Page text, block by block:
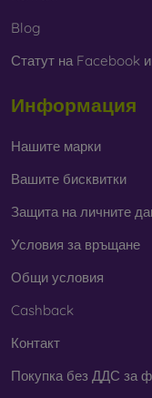
Blog
Статут на Facebook
Информация
Нашите марки
Вашите бисквитки
Защита на личните
Условия за връщане
Общи условия
Cashback
Контакт
Покупка без ДДС за